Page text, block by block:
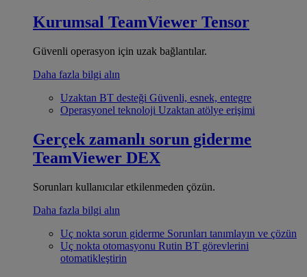
Kurumsal TeamViewer Tensor
Güvenli operasyon için uzak bağlantılar.
Daha fazla bilgi alın
Uzaktan BT desteği Güvenli, esnek, entegre
Operasyonel teknoloji Uzaktan atölye erişimi
Gerçek zamanlı sorun giderme
TeamViewer DEX
Sorunları kullanıcılar etkilenmeden çözün.
Daha fazla bilgi alın
Uç nokta sorun giderme Sorunları tanımlayın ve çözün
Uç nokta otomasyonu Rutin BT görevlerini
otomatikleştirin